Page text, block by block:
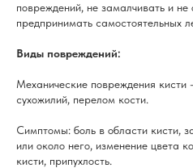
повреждений, не замалчивать и не
предпринимать самостоятельных
Виды повреждений:
Механические повреждения
сухожилий, перелом кости.
Симптомы: боль в области кисти,
или около него, изменение цвета
кисти, припухлость.